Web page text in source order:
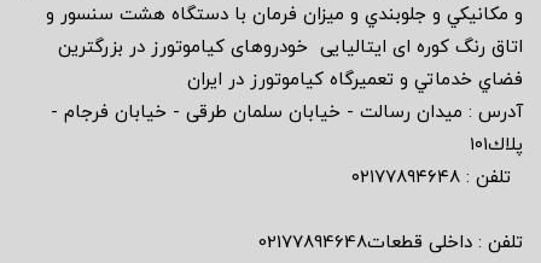
و مكانيكي و جلوبندي و ميزان فرمان با دستگاه هشت سنسور و
اتاق رنگ كوره اى ايتاليايى خودروهاى كياموتورز در بزرگترين
فضاي خدماتي و تعميرگاه كياموتورز در ايران
آدرس : ميدان رسالت - خيابان سلمان طرقى - خيابان فرجام -
پلاك١٠١
تلفن : ٠٢١٧٧٨٩٤٦٤٨
تلفن : داخلی قطعات02177894648